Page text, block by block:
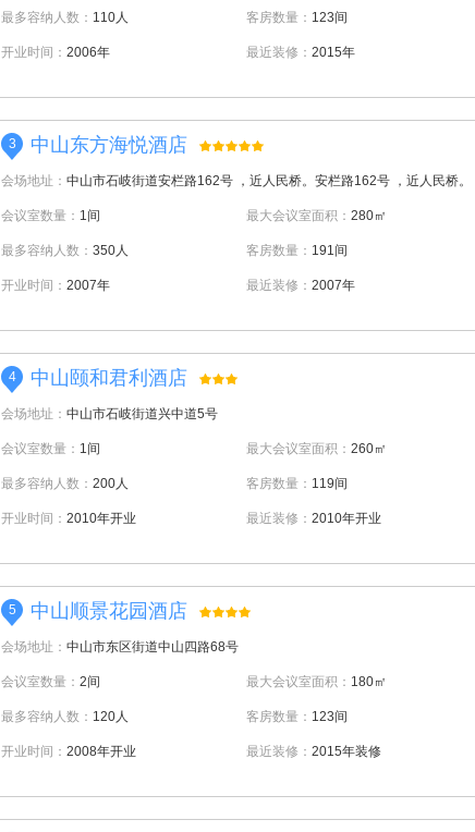
最多容纳人数： 110人 客房数量： 123间
开业时间： 2006年 最近装修： 2015年
3 中山东方海悦酒店
会场地址： 中山市石岐街道安栏路162号 ，近人民桥。安栏路162号 ，近人民桥。
会议室数量： 1间 最大会议室面积： 280㎡
最多容纳人数： 350人 客房数量： 191间
开业时间： 2007年 最近装修： 2007年
4 中山颐和君利酒店
会场地址： 中山市石岐街道兴中道5号
会议室数量： 1间 最大会议室面积： 260㎡
最多容纳人数： 200人 客房数量： 119间
开业时间： 2010年开业 最近装修： 2010年开业
5 中山顺景花园酒店
会场地址： 中山市东区街道中山四路68号
会议室数量： 2间 最大会议室面积： 180㎡
最多容纳人数： 120人 客房数量： 123间
开业时间： 2008年开业 最近装修： 2015年装修